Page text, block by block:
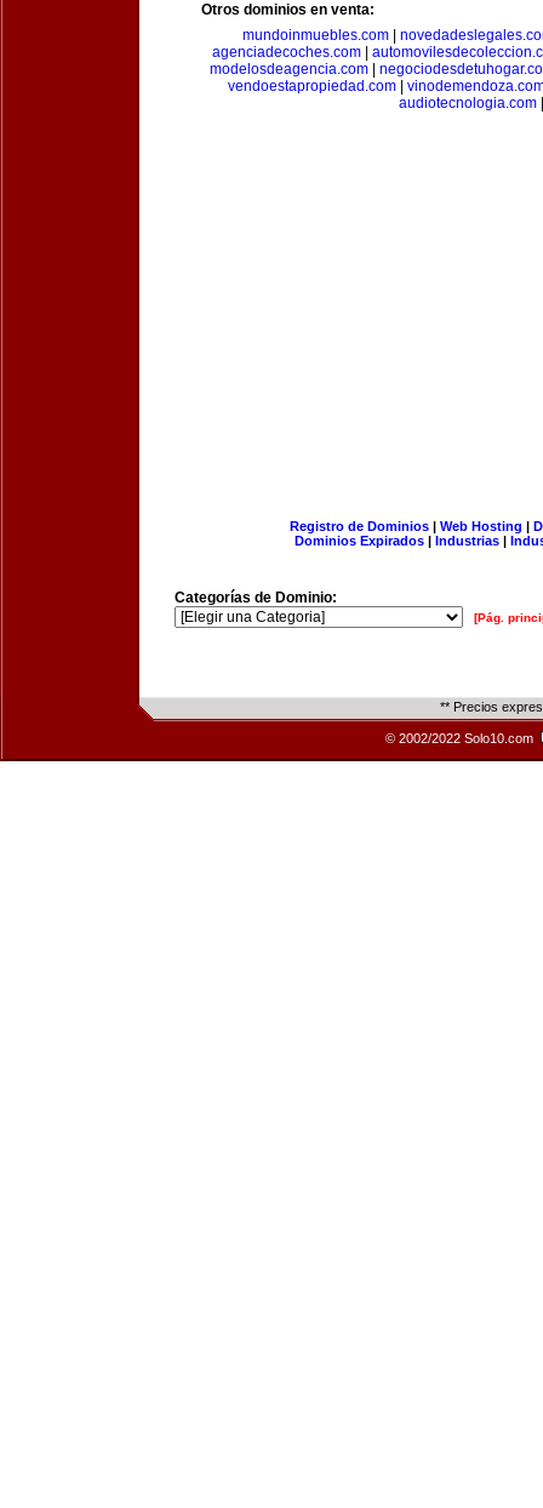
Otros dominios en venta:
mundoinmuebles.com
agenciadecoches.com
modelosdeagencia.com
vendoestapropiedad.com|
audiotecnologia.com
Registro de Dominios| Web Hosting |
Dominios Expirados | Industrias |
Categorías de Dominio:
[Pág.
** Precios
© 2002/2022 Solo10.com